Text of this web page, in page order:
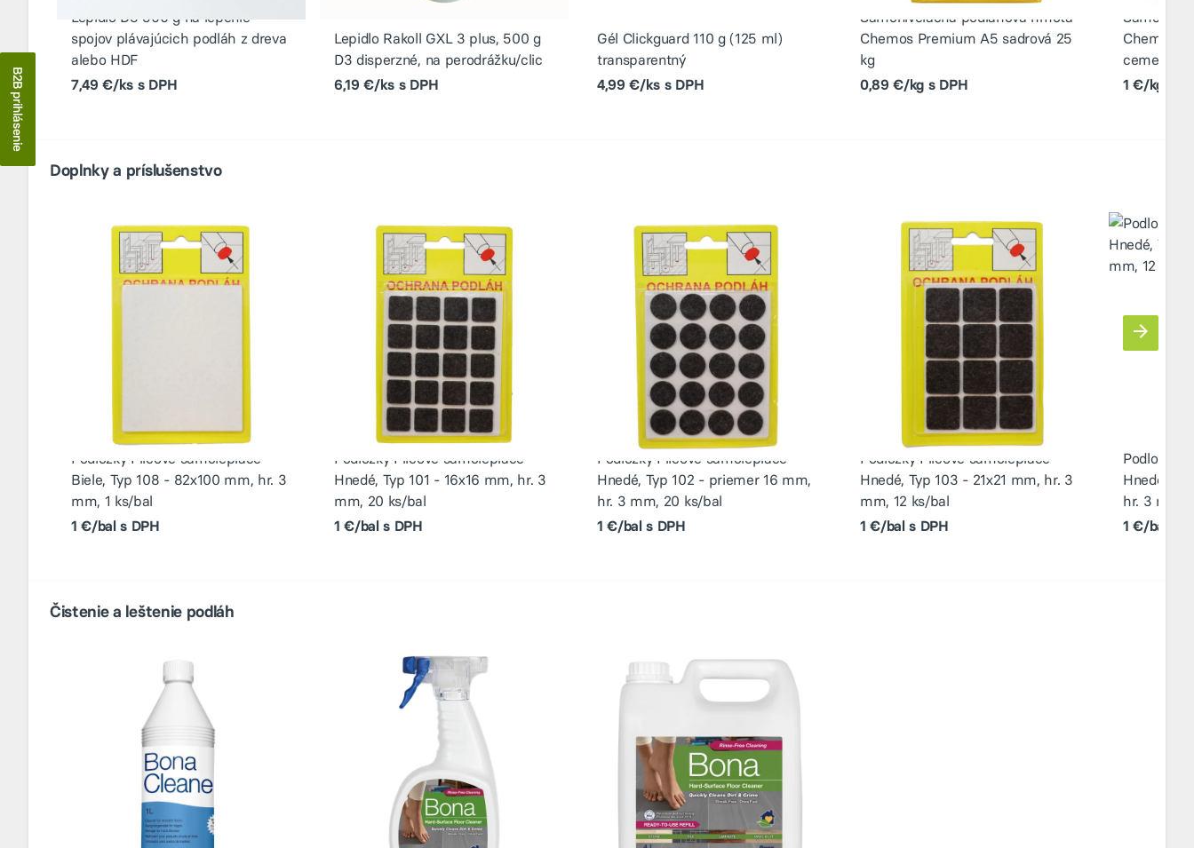
Lepidlo D3 500 g na lepenie
spojov plávajúcich podláh z dreva
alebo HDF
7,49 €/ks s DPH
Lepidlo Rakoll GXL 3 plus, 500 g
D3 disperzné, na perodrážku/clic
6,19 €/ks s DPH
Gél Clickguard 110 g (125 ml)
transparentný
4,99 €/ks s DPH
Samonivelačná podlahová hmota
Chemos Premium A5 sadrová 25
kg
0,89 €/kg s DPH
Chemos
1 €/kg s
Doplnky a príslušenstvo
Podložky Filcové samolepiace
Biele, Typ 108 - 82x100 mm, hr. 3
mm, 1 ks/bal
1 €/bal s DPH
Podložky Filcové samolepiace
Hnedé, Typ 101 - 16x16 mm, hr. 3
mm, 20 ks/bal
1 €/bal s DPH
Podložky Filcové samolepiace
Hnedé, Typ 102 - priemer 16 mm,
hr. 3 mm, 20 ks/bal
1 €/bal s DPH
Podložky Filcové samolepiace
Hnedé, Typ 103 - 21x21 mm, hr. 3
mm, 12 ks/bal
1 €/bal s DPH
Podložky
Hnedé,
hr. 3 mm,
1 €/bal s
Čistenie a leštenie podláh
B2B prihlásenie